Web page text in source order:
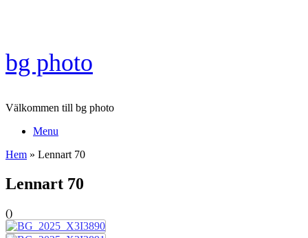
bg photo
Välkommen till bg photo
Menu
Hem » Lennart 70
Lennart 70
()